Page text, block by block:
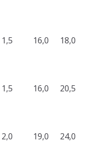
1,5 16,0 18,0
1,5 16,0 20,5
2,0 19,0 24,0